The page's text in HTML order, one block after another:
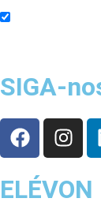
SIGA-
ELÉVON